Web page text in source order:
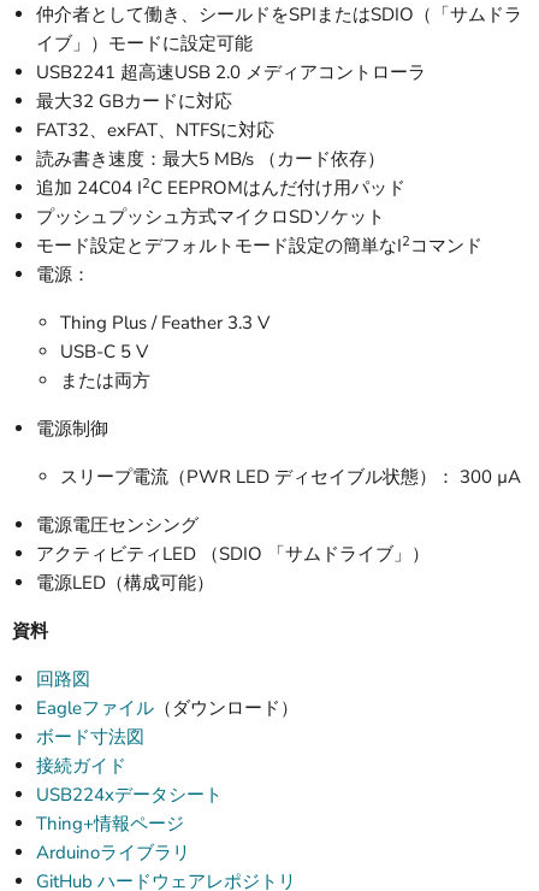
仲介者として働き、シールドをSPIまたはSDIO（「サムドラ
イブ」）モードに設定可能
USB2241 超高速USB 2.0 メディアコントローラ
最大32 GBカードに対応
FAT32、exFAT、NTFSに対応
読み書き速度：最大5 MB/s （カード依存）
追加 24C04 I2C EEPROMはんだ付け用パッド
プッシュプッシュ方式マイクロSDソケット
モード設定とデフォルトモード設定の簡単なI2 コマンド
電源：
Thing Plus / Feather 3.3 V
USB-C 5 V
または両方
電源制御
スリープ電流（PWR LED ディセイブル状態）： 300 µA
電源電圧センシング
アクティビティLED （SDIO 「サムドライブ」）
電源LED（構成可能）
資料
回路図
Eagleファイル （ダウンロード）
ボード寸法図
接続ガイド
USB224xデータシート
Thing+情報ページ
Arduinoライブラリ
GitHub ハードウェアレポジトリ